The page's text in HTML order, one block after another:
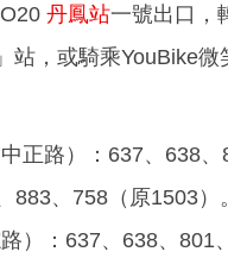
丹鳳站一號出口，
站，或騎乘YouBike
正路）：637、638、
883、758（原1503）。
）：637、638、801